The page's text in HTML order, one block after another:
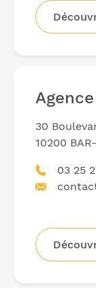
30
10200
03 25